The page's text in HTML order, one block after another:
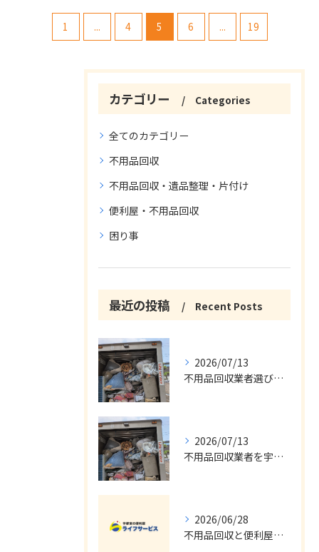
1 ... 4 5 6 ... 19
カテゴリー Categories
全てのカテゴリー
不用品回収
不用品回収・遺品整理・片付け
便利屋・不用品回収
困り事
最近の投稿 Recent Posts
2026/07/13
不用品回収業者選びと宇都宮市で安心して依頼する具体的な方法
2026/07/13
不用品回収業者を宇都宮市で安全に選ぶ費用と持ち込み情報徹底ガイド
2026/06/28
不用品回収と便利屋を宇都宮市でスムーズに活用するための安心ガイド